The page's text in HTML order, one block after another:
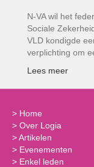
N-VA wil het
Sociale
VLD kondigde
verplichting om
Lees meer
> Home
> Over Logia
>Artikelen
> Evenementen
> Enkel leden